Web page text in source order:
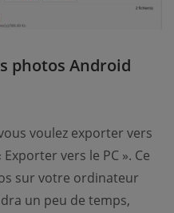
photos Android
voulez exporter vers
vers le PC ». Ce
sur votre ordinateur
un peu de temps,